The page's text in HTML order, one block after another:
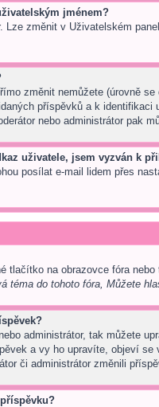
jménem?
Lze změnit v Uživatelském
změnit nemůžete (úrovně
příspěvků a k
nebo administrátor pak
uživatele, jsem vyzván k
posílat e-mail lidem přes
tlačítko na obrazovce fóra
téma do tohoto fóra, Můžete
administrátor, tak můžete
a vy ho upravíte, objeví
či administrátor změnili